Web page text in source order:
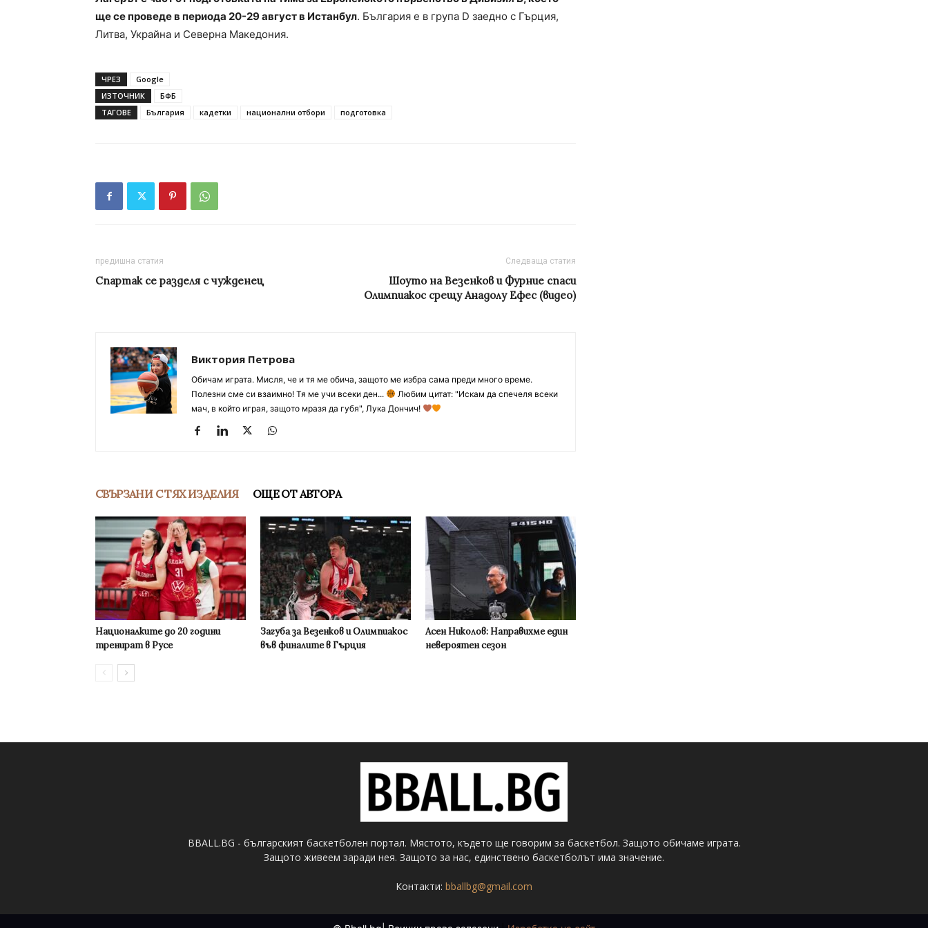
ще се проведе в периода 20-29 август в Истанбул. България е в група D заедно с Гърция,
Литва, Украйна и Северна Македония.
ЧРЕЗ
Google
ИЗТОЧНИК
БФБ
ТАГОВЕ
България кадетки национални отбори подготовка
предишна статия
Спартак се разделя с чужденец
Следваща статия
Шоуто на Везенков и Фурние спаси
Олимпиакос срещу Анадолу Ефес (видео)
Виктория Петрова
Обичам играта. Мисля, че и тя ме обича, защото ме избра сама преди много време.
Полезни сме си взаимно! Тя ме учи всеки ден...
Любим цитат: "Искам да спечеля всеки
мач, в който играя, защото мразя да губя", Лука Дончич!
СВЪРЗАНИ С ТЯХ ИЗДЕЛИЯ ОЩЕ ОТ АВТОРА
Националките до 20 години
тренират в Русе
Загуба за Везенков и Олимпиакос
във финалите в Гърция
Асен Николов: Направихме един
невероятен сезон
BBALL.BG - българският баскетболен портал. Мястото, където ще говорим за баскетбол. Защото обичаме играта.
Защото живеем заради нея. Защото за нас, единствено баскетболът има значение.
Контакти: bballbg@gmail.com